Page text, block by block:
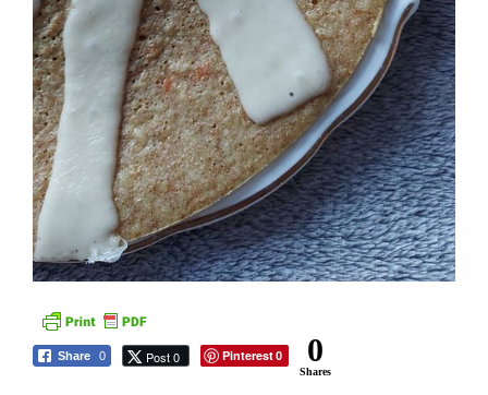
Share 0 Post 0 Pinterest0 0
Shares